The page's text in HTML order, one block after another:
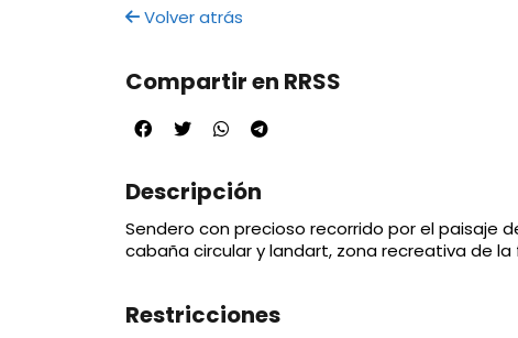
Volver atrás
Compartir en RRSS
Descripción
Sendero con precioso recorrido por el paisaje
cabaña circular y landart, zona recreativa de
Restricciones